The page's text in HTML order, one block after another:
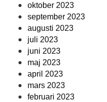
oktober 2023
september 2023
augusti 2023
juli 2023
juni 2023
maj 2023
april 2023
mars 2023
februari 2023